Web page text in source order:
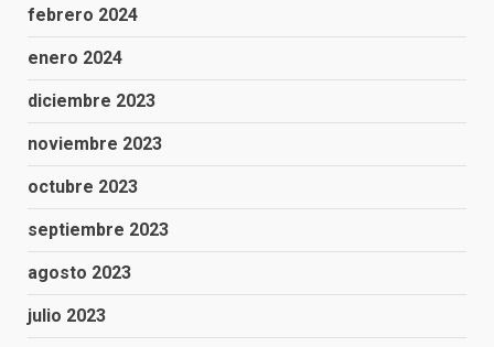
febrero 2024
enero 2024
diciembre 2023
noviembre 2023
octubre 2023
septiembre 2023
agosto 2023
julio 2023